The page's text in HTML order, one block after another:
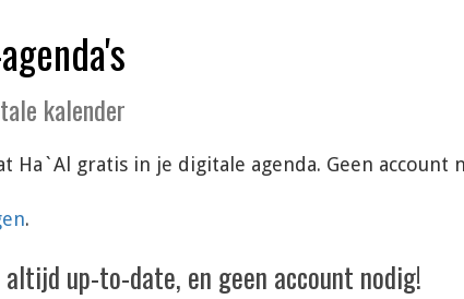
kalender
Ha`Al gratis in je digitale agenda. Geen
.
up-to-date, en geen account nodig!